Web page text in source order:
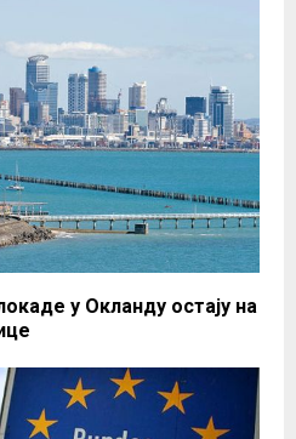
у Окланду остају на